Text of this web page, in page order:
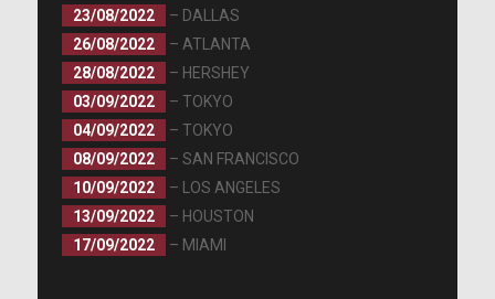
23/08/2022
– DALLAS
26/08/2022
– ATLANTA
28/08/2022
– HERSHEY
03/09/2022
– TOKYO
04/09/2022
– TOKYO
08/09/2022
– SAN FRANCISCO
10/09/2022
– LOS ANGELES
13/09/2022
– HOUSTON
17/09/2022
– MIAMI